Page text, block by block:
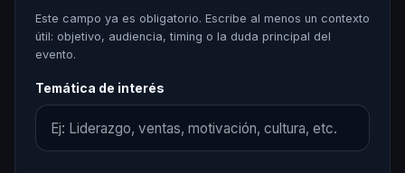
Este campo ya es obligatorio. Escribe al menos un contexto
útil: objetivo, audiencia, timing o la duda principal del
evento.
Temática de interés